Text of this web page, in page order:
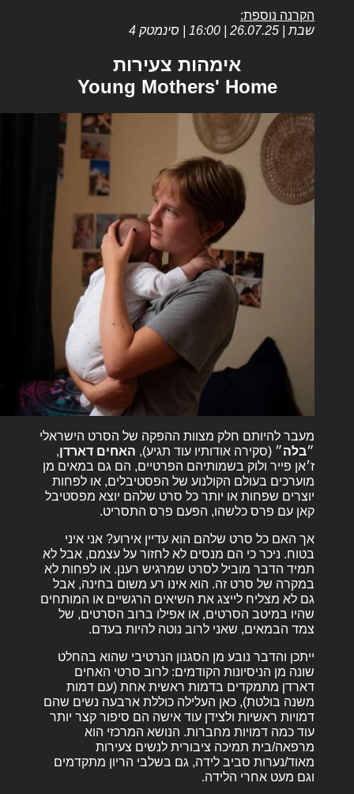
הקרנה נוספת:
שבת | 26.07.25 | 16:00 | סינמטק 4
אימהות צעירות
Young Mothers' Home
מעבר להיותם חלק מצוות ההפקה של הסרט הישראלי
״בלה״ (סקירה אודותיו עוד תגיע), האחים דארדן,
ז׳אן פייר ולוק בשמותיהם הפרטיים, הם גם במאים מן
מוערכים בעולם הקולנוע של הפסטיבלים, או לפחות
יוצרים שפחות או יותר כל סרט שלהם יוצא מפסטיבל
קאן עם פרס כלשהו, הפעם פרס התסריט.
אך האם כל סרט שלהם הוא עדיין אירוע? אני איני
בטוח. ניכר כי הם מנסים לא לחזור על עצמם, אבל לא
תמיד הדבר מוביל לסרט שמרגיש רענן. או לפחות לא
במקרה של סרט זה. הוא אינו רע משום בחינה, אבל
גם לא מצליח לייצג את השיאים הרגשיים או המותחים
שהיו במיטב הסרטים, או אפילו ברוב הסרטים, של
צמד הבמאים, שאני לרוב נוטה להיות בעדם.
ייתכן והדבר נובע מן הסגנון הנרטיבי שהוא בהחלט
שונה מן הניסיונות הקודמים: לרוב סרטי האחים
דארדן מתמקדים בדמות ראשית אחת (עם דמות
משנה בולטת), כאן העלילה כוללת ארבעה נשים שהם
דמויות ראשיות ולצידן עוד אישה הם סיפור קצר יותר
עוד כמה דמויות מחברות. הנושא המרכזי הוא
מרפאה/בית תמיכה ציבורית לנשים צעירות
מאוד/נערות סביב לידה, גם בשלבי הריון מתקדמים
וגם מעט אחרי הלידה.